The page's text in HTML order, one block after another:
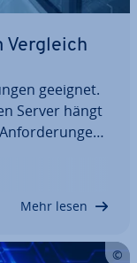
Vergleich
geeignet.
Server hängt
Gaudi 3.
Mehr lesen